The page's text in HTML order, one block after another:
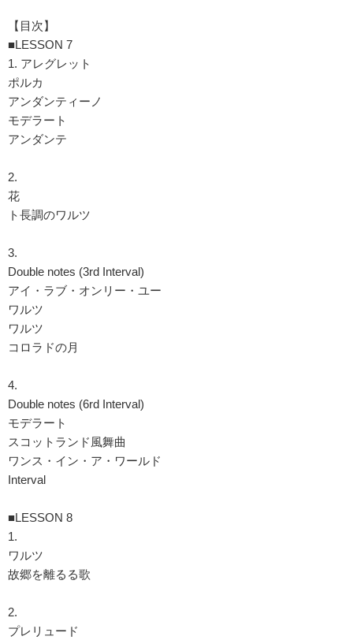
【目次】
■LESSON 7
1. アレグレット
ポルカ
アンダンティーノ
モデラート
アンダンテ
2.
花
ト長調のワルツ
3.
Double notes (3rd Interval)
アイ・ラブ・オンリー・ユー
ワルツ
ワルツ
コロラドの月
4.
Double notes (6rd Interval)
モデラート
スコットランド風舞曲
ワンス・イン・ア・ワールド
Interval
■LESSON 8
1.
ワルツ
故郷を離るる歌
2.
プレリュード